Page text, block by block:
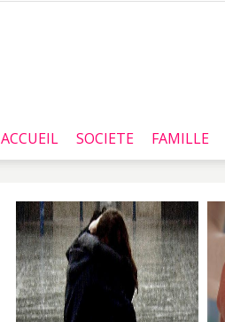
ACCUEIL SOCIETE FAMILLE